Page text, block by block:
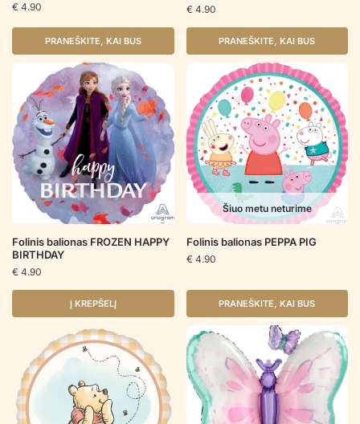
€ 4.90
PRANEŠKITE, KAI BUS
€ 4.90
PRANEŠKITE, KAI BUS
Folinis balionas FROZEN HAPPY
BIRTHDAY
€ 4.90
Į KREPŠELĮ
Šiuo metu neturime
Folinis balionas PEPPA PIG
€ 4.90
PRANEŠKITE, KAI BUS